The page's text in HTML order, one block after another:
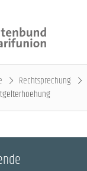
Rechtsprechung